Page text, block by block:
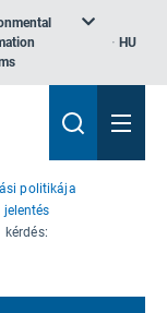
HU
politikája
kérdés: